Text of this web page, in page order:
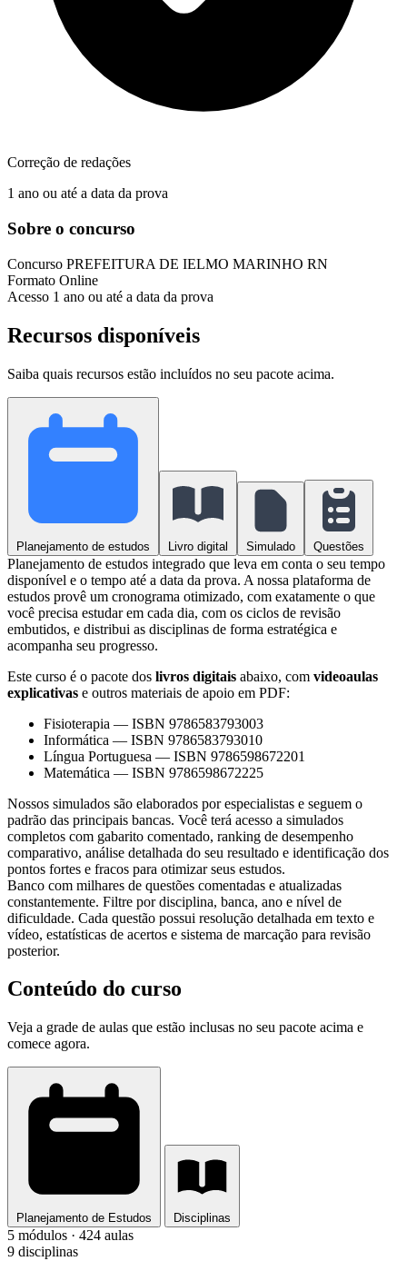
Correção de redações
1 ano ou até a data da prova
Sobre o concurso
Concurso PREFEITURA DE IELMO MARINHO RN
Formato Online
Acesso 1 ano ou até a data da prova
Recursos disponíveis
Saiba quais recursos estão incluídos no seu pacote acima.
Planejamento de estudos Livro digital Simulado Questões
Planejamento de estudos integrado que leva em conta o seu tempo
disponível e o tempo até a data da prova. A nossa plataforma de
estudos provê um cronograma otimizado, com exatamente o que
você precisa estudar em cada dia, com os ciclos de revisão
embutidos, e distribui as disciplinas de forma estratégica e
acompanha seu progresso.
Este curso é o pacote dos livros digitais abaixo, com videoaulas
explicativas e outros materiais de apoio em PDF:
Fisioterapia — ISBN 9786583793003
Informática — ISBN 9786583793010
Língua Portuguesa — ISBN 9786598672201
Matemática — ISBN 9786598672225
Nossos simulados são elaborados por especialistas e seguem o
padrão das principais bancas. Você terá acesso a simulados
completos com gabarito comentado, ranking de desempenho
comparativo, análise detalhada do seu resultado e identificação dos
pontos fortes e fracos para otimizar seus estudos.
Banco com milhares de questões comentadas e atualizadas
constantemente. Filtre por disciplina, banca, ano e nível de
dificuldade. Cada questão possui resolução detalhada em texto e
vídeo, estatísticas de acertos e sistema de marcação para revisão
posterior.
Conteúdo do curso
Veja a grade de aulas que estão inclusas no seu pacote acima e
comece agora.
Planejamento de Estudos Disciplinas
5 módulos · 424 aulas
9 disciplinas